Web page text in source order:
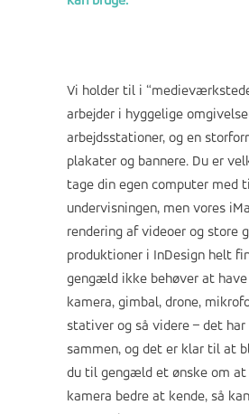
Vi holder til i
arbejder i hyggelige
arbejdsstationer, og en
plakater og bannere. Du er
tage din egen computer med
undervisningen, men vores
rendering af videoer og store
produktioner i InDesign helt
gengæld ikke behøver at have
kamera, gimbal, drone,
stativer og så videre – det
sammen, og det er klar til at
du til gengæld et ønske om
kamera bedre at kende, så